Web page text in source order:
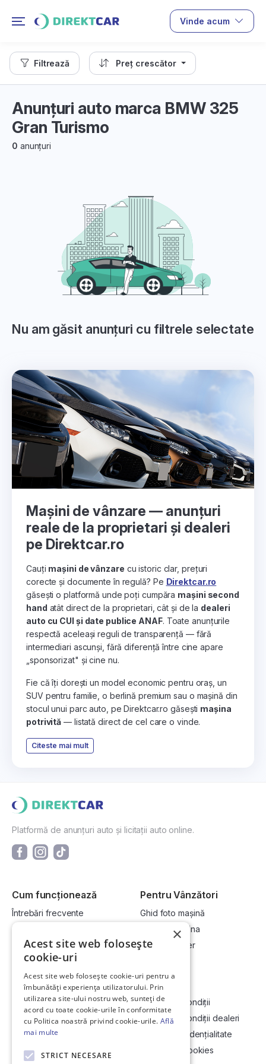
Vinde acum
Filtrează Preț crescător
Anunțuri auto marca BMW 325
Gran Turismo
0 anunțuri
Nu am găsit anunțuri cu filtrele selectate
Mașini de vânzare — anunțuri
reale de la proprietari și dealeri
pe Direktcar.ro
Cauți mașini de vânzare cu istoric clar, prețuri
corecte și documente în regulă? Pe Direktcar.ro
găsești o platformă unde poți cumpăra mașini second
hand atât direct de la proprietari, cât și de la dealeri
auto cu CUI și date publice ANAF. Toate anunțurile
respectă aceleași reguli de transparență — fără
intermediari ascunși, fără diferență între cine apare
„sponsorizat" și cine nu.
Fie că îți dorești un model economic pentru oraș, un
SUV pentru familie, o berlină premium sau o mașină din
stocul unui parc auto, pe Direktcar.ro găsești mașina
potrivită — listată direct de cel care o vinde.
Citeste mai mult
Platformă de anunțuri auto și licitații auto online.
Cum funcționează
Întrebări frecvente
Cum vând la licitație?
Pentru Vânzători
Ghid foto mașină
Vinde-ți mașina
Devino dealer
Link-uri utile
Informații utile vizionare
Contact
Soluționarea Online a litigiilor
ANCP
Compania
Termeni și condiții
Termeni și condiții dealeri
Politică confidențialitate
Politica de cookies
×
Acest site web folosește
cookie-uri
Acest site web folosește cookie-uri pentru a
îmbunătăți experiența utilizatorului. Prin
utilizarea site-ului nostru web, sunteți de
acord cu toate cookie-urile în conformitate
cu Politica noastră privind cookie-urile. Află
mai multe
STRICT NECESARE